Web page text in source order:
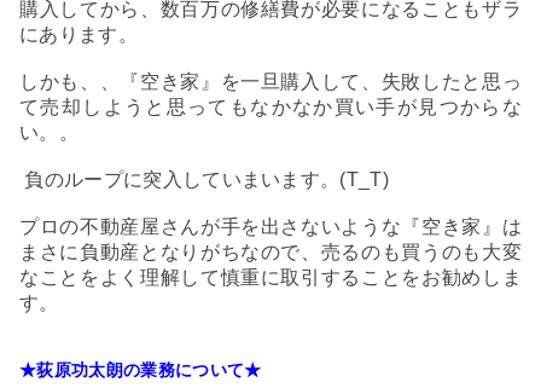
購入してから、数百万の修繕費が必要になることもザラ
にあります。
しかも、、『空き家』を一旦購入して、失敗したと思っ
て売却しようと思ってもなかなか買い手が見つからな
い。。
負のループに突入していまいます。(T_T)
プロの不動産屋さんが手を出さないような『空き家』は
まさに負動産となりがちなので、売るのも買うのも大変
なことをよく理解して慎重に取引することをお勧めしま
す。
★荻原功太朗の業務について★